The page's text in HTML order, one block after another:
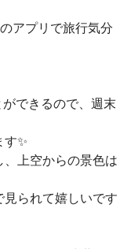
アプリで旅行気分
できるので、週末
✨
上空からの景色は
られて嬉しいです